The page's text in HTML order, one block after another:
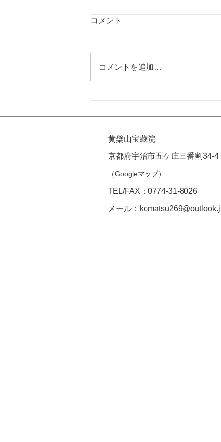
コメント
コメントを追加…
黄檗山宝藏院
京都府宇治市五ケ庄三番割34-4
（Googleマップ）
TEL/FAX：0774-31-8026
メール：